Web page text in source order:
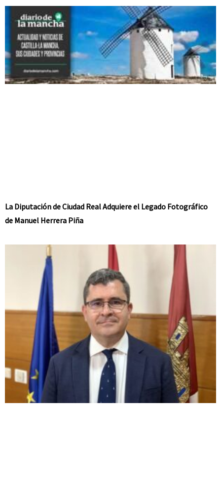
La Diputación de Ciudad Real Adquiere el Legado Fotográfico
de Manuel Herrera Piña